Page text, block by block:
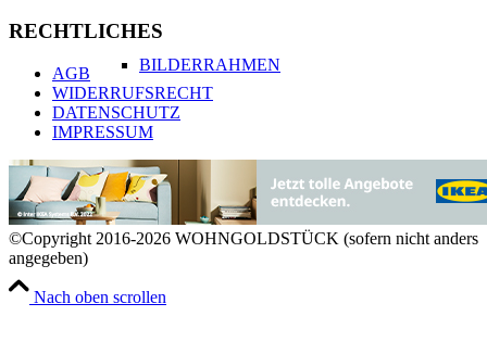
BILDERRAHMEN
VASEN & ÜBERTÖPFE
RECHTLICHES
AGB
WIDERRUFSRECHT
DATENSCHUTZ
IMPRESSUM
©Copyright 2016-2026 WOHNGOLDSTÜCK (sofern nicht anders
angegeben)
Nach oben scrollen